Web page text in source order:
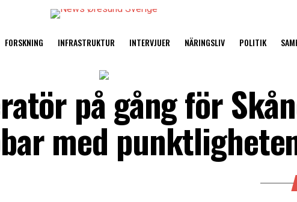
FORSKNING INFRASTRUKTUR INTERVJUER NÄRINGSLIV POLITIK
på gång för
med